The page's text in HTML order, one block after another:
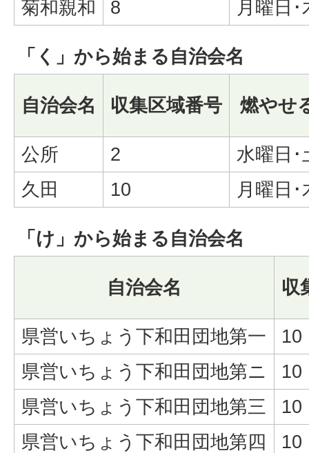
菊和親和 8 月曜日･
「く」から始まる自治会名
自治会名 収集区域番号 燃やせ
公所 2
水曜日･
久田
10 月曜日･
「け」から始まる自治会名
自治会名 収
県営いちょう下和田団地第一
10
県営いちょう下和田団地第ニ
10
県営いちょう下和田団地第三
10
県営いちょう下和田団地第四
10